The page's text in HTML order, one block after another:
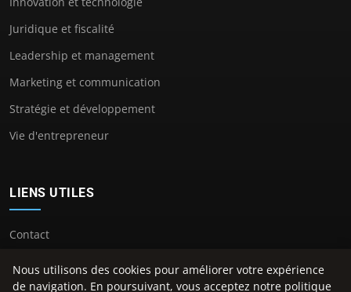
Juridique et fiscalité
Leadership et management
Marketing et communication
Stratégie et développement
Vie d'entrepreneur
LIENS UTILES
Contact
Nous utilisons des cookies pour améliorer votre expérience
de navigation. En poursuivant, vous acceptez notre politique